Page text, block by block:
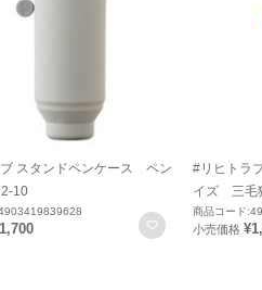
録
スタンドペンケース ペン
10
お気に入りに
#リヒトラ
イズ 三毛
商品コード
小売価格